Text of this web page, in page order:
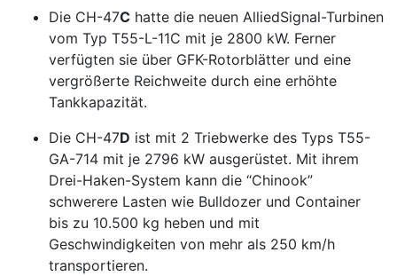
Die CH-47C hatte die neuen AlliedSignal-Turbinen
vom Typ T55-L-11C mit je 2800 kW. Ferner
verfügten sie über GFK-Rotorblätter und eine
vergrößerte Reichweite durch eine erhöhte
Tankkapazität.
Die CH-47D ist mit 2 Triebwerke des Typs T55-
GA-714 mit je 2796 kW ausgerüstet. Mit ihrem
Drei-Haken-System kann die “Chinook”
schwerere Lasten wie Bulldozer und Container
bis zu 10.500 kg heben und mit
Geschwindigkeiten von mehr als 250 km/h
transportieren.